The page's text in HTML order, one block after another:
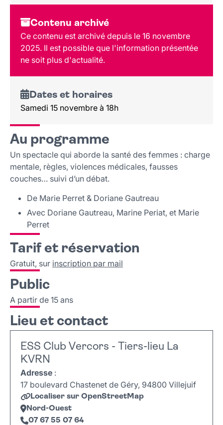
Dates et horaires
Au programme
Tarif et réservation
Public
Lieu et contact
Contenu archivé
Ce contenu est archivé depuis le 16 novembre
2025. Il est possible que l'information présentée
ne soit plus d'actualité.
Dates et horaires
Samedi 15 novembre à 18h
Au programme
Un spectacle qui aborde la santé des femmes : charge
mentale, règles, violences médicales, fausses
couches… suivi d’un débat.
De Marie Perret & Doriane Gautreau
Avec Doriane Gautreau, Marine Periat, et Marie
Perret
Tarif et réservation
Gratuit, sur inscription par mail
Public
A partir de 15 ans
Lieu et contact
ESS Club Vercors - Tiers-lieu La
KVRN
Adresse :
17 boulevard Chastenet de Géry, 94800 Villejuif
Localiser sur OpenStreetMap
Nord-Ouest
07 67 55 07 64